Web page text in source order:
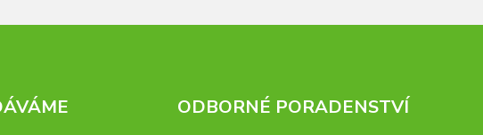
ODBORNÉ PORADENSTVÍ